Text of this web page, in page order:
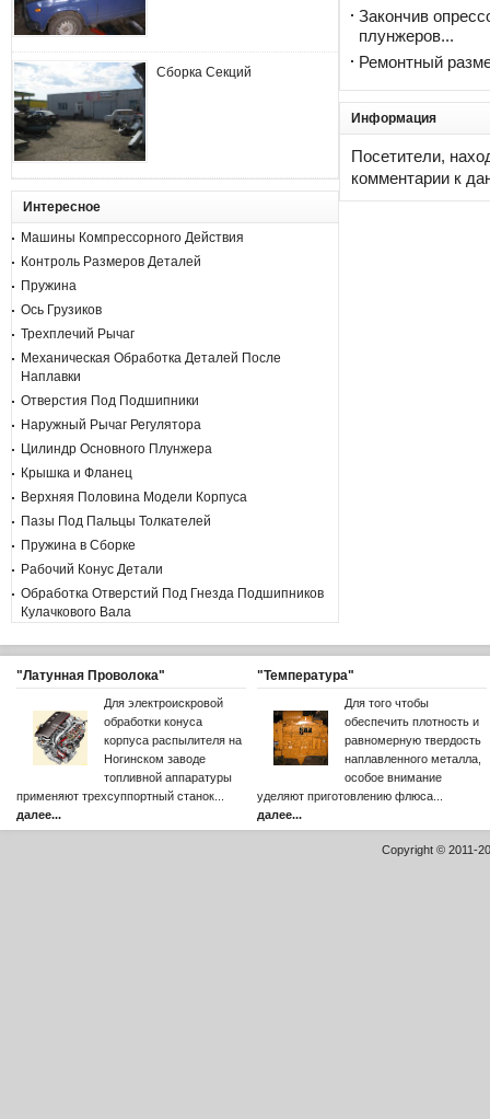
Сборка Секций
Интересное
Машины Компрессорного Действия
Контроль Размеров Деталей
Пружина
Ось Грузиков
Трехплечий Рычаг
Механическая Обработка Деталей После
Наплавки
Отверстия Под Подшипники
Наружный Рычаг Регулятора
Цилиндр Основного Плунжера
Крышка и Фланец
Верхняя Половина Модели Корпуса
Пазы Под Пальцы Толкателей
Пружина в Сборке
Рабочий Конус Детали
Обработка Отверстий Под Гнезда Подшипников
Кулачкового Вала
Закончив
плунжеров...
Ремонтный
Информация
Посетители,
комментарии к
"Латунная Проволока"
Для электроискровой
обработки конуса
корпуса распылителя на
Ногинском заводе
топливной аппаратуры
применяют трехсуппортный станок...
далее...
"Температура"
Для того чтобы
обеспечить плотность и
равномерную твердость
наплавленного металла,
особое внимание
уделяют приготовлению флюса...
далее...
Copyright © 2011-